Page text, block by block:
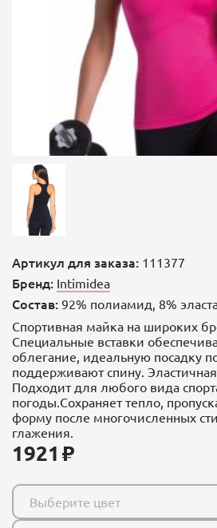
Артикул для заказа: 111377
Бренд: Intimidea
Состав: 92% полиамид, 8%
Спортивная майка на широких
Специальные вставки
облегание, идеальную посадку
поддерживают спину.
Подходит для любого вида
погоды.Сохраняет тепло,
форму после многочисленных
глажения.
1921
Выберите цвет